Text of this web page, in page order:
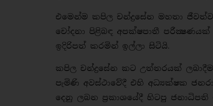
එමෙන්ම කපිල චන්ද්‍රසේන මහතා
චෝදනා පිළිබඳ අපක්ෂපාතී
ඉදිරිපත් කරමින් ඉල්ලා සිටියි.
කපිල චන්ද්‍රසේන කට උත්තරයක්
පැමිණි අවස්ථාවේදී එහි අධ්‍යක්ෂක
දෙනු ලබන ප්‍රකාශයේදී හිටපු